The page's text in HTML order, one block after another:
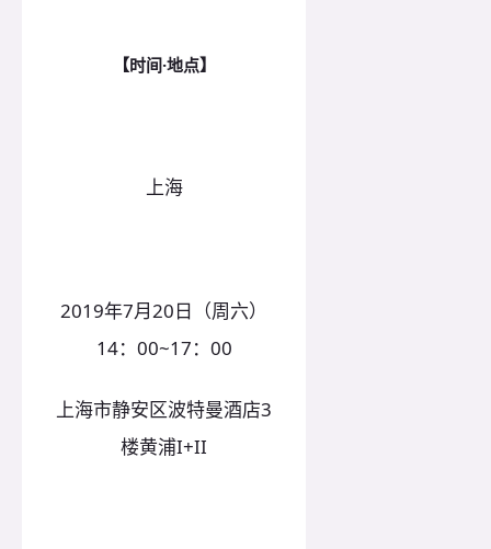
【时间·地点】
上海
2019年7月20日（周六）
14：00~17：00
上海市静安区波特曼酒店3
楼黄浦I+II